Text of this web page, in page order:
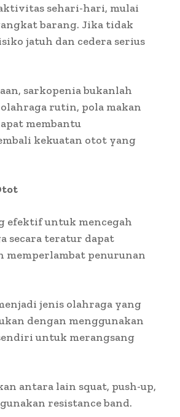
sehari-hari, mulai
barang. Jika tidak
jatuh dan cedera serius
sarkopenia bukanlah
rutin, pola makan
membantu
kekuatan otot yang
efektif untuk mencegah
secara teratur dapat
memperlambat penurunan
jenis olahraga yang
dengan menggunakan
untuk merangsang
antara lain squat, push-up,
resistance band.